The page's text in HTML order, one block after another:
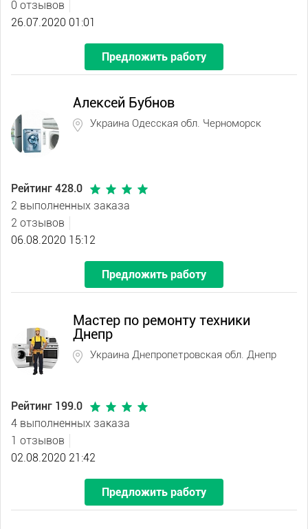
0 отзывов
26.07.2020 01:01
Предложить работу
Алексей Бубнов
Украина Одесская обл. Черноморск
Рейтинг 428.0
2 выполненных заказа
2 отзывов
06.08.2020 15:12
Предложить работу
Мастер по ремонту техники
Днепр
Украина Днепропетровская обл. Днепр
Рейтинг 199.0
4 выполненных заказа
1 отзывов
02.08.2020 21:42
Предложить работу